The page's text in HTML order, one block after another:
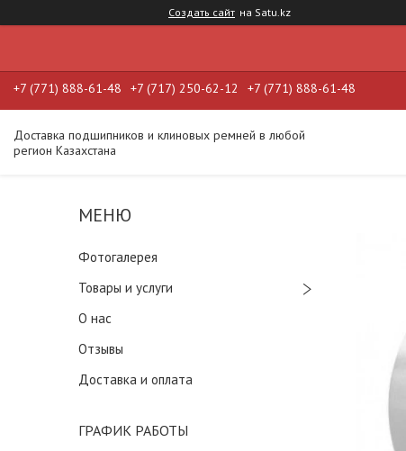
Создать сайт на Satu.kz
+7 (771) 888-61-48 +7 (717) 250-62-12 +7 (771) 888-61-48
Доставка подшипников и клиновых ремней в любой
регион Казахстана
Фотогалерея
Товары и услуги
О нас
Отзывы
Доставка и оплата
ГРАФИК РАБОТЫ